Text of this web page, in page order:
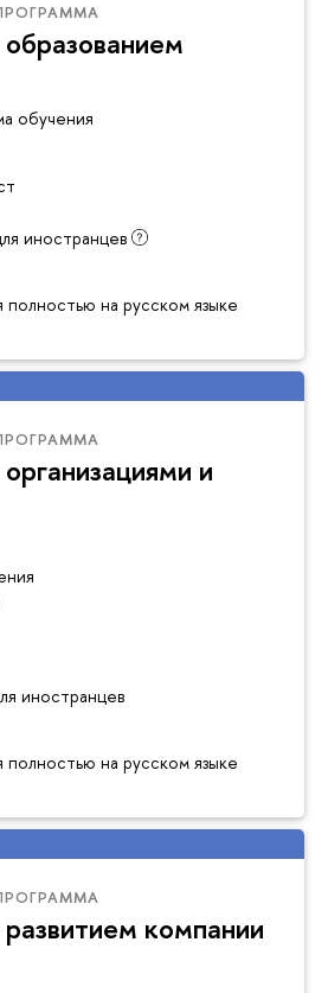
обучения
иностранцев
на русском языке
и
иностранцев
на русском языке
компании